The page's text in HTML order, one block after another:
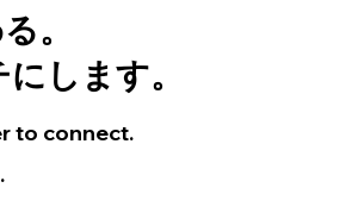
。
します。
to connect.